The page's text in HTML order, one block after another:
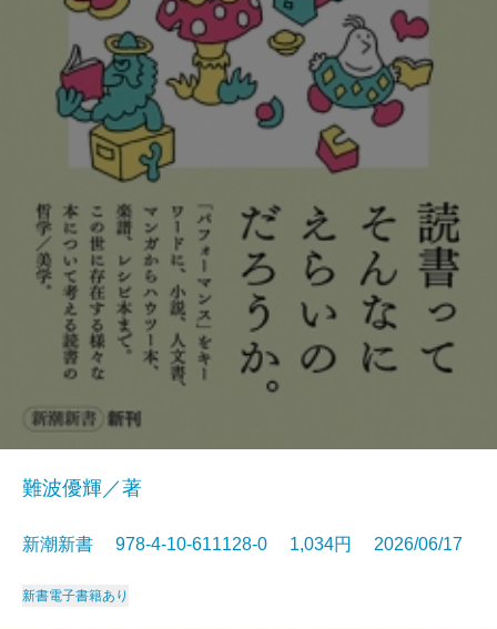
難波優輝／著
新潮新書 978-4-10-611128-0 1,034円 2026/06/17
新書電子書籍あり